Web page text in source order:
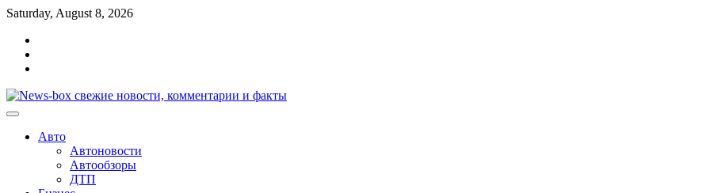
Перейти
содержимому
Saturday, August 8, 2026
Авто
Автоновости
Автообзоры
ДТП